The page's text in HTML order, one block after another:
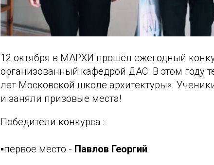
12 октября в МАРХИ прошёл ежегодный
организованный кафедрой ДАС. В этом году
лет Московской школе архитектуры».
и заняли призовые места!
Победители конкурса :
▪️первое место - Павлов Георгий